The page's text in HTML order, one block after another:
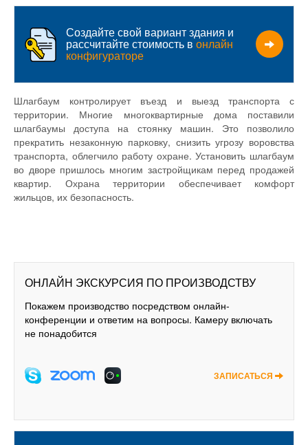
Создайте свой вариант здания и
рассчитайте стоимость в онлайн
конфигураторе
Шлагбаум контролирует въезд и выезд транспорта с
территории. Многие многоквартирные дома поставили
шлагбаумы доступа на стоянку машин. Это позволило
прекратить незаконную парковку, снизить угрозу воровства
транспорта, облегчило работу охране. Установить шлагбаум
во дворе пришлось многим застройщикам перед продажей
квартир. Охрана территории обеспечивает комфорт
жильцов, их безопасность.
ОНЛАЙН ЭКСКУРСИЯ ПО ПРОИЗВОДСТВУ
Покажем производство посредством онлайн-
конференции и ответим на вопросы. Камеру включать
не понадобится
ЗАПИСАТЬСЯ